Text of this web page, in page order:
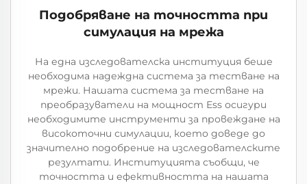
Подобряване на точността при
симулация на мрежа
На една изследователска институция беше
необходима надеждна система за тестване на
мрежи. Нашата система за тестване на
преобразуватели на мощност Ess осигури
необходимите инструменти за провеждане на
високоточни симулации, което доведе до
значително подобрение на изследователските
резултати. Институцията съобщи, че
точността и ефективността на нашата